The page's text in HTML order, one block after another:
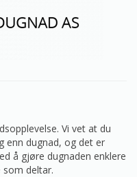
Vi vet at du
enn dugnad, og det er
å gjøre dugnaden enklere
deltar.